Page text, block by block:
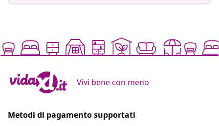
Vivi bene con meno
Metodi di pagamento supportati